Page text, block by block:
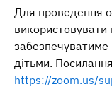
Для проведення
забезпечуватиме
дітьми.
https://zoom.us/